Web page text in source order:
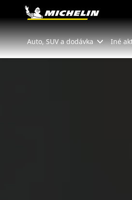
Go to page content
Auto, SUV a dodávka Iné